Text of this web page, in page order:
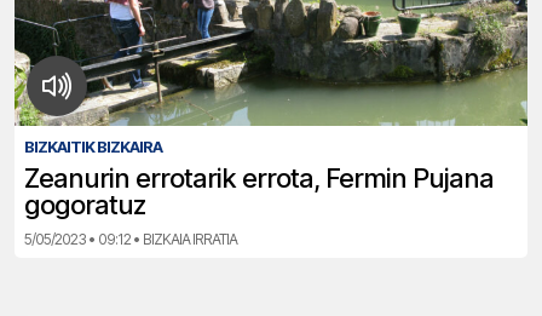
BIZKAITIK BIZKAIRA
Zeanurin errotarik errota, Fermin Pujana
gogoratuz
5/05/2023 • 09:12 • BIZKAIA IRRATIA